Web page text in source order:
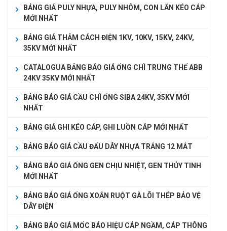
BẢNG GIÁ PULY NHỰA, PULY NHÔM, CON LĂN KÉO CÁP
MỚI NHẤT
BẢNG GIÁ THẢM CÁCH ĐIỆN 1KV, 10KV, 15KV, 24KV,
35KV MỚI NHẤT
CATALOGUA BẢNG BÁO GIÁ ỐNG CHÌ TRUNG THẾ ABB
24KV 35KV MỚI NHẤT
BẢNG BÁO GIÁ CẦU CHÌ ỐNG SIBA 24KV, 35KV MỚI
NHẤT
BẢNG GIÁ GHI KÉO CÁP, GHI LUỒN CÁP MỚI NHẤT
BẢNG BÁO GIÁ CẦU ĐẤU DÂY NHỰA TRẮNG 12 MẮT
BẢNG BÁO GIÁ ỐNG GEN CHỊU NHIỆT, GEN THỦY TINH
MỚI NHẤT
BẢNG BÁO GIÁ ỐNG XOẮN RUỘT GÀ LÕI THÉP BẢO VỆ
DÂY ĐIỆN
BẢNG BÁO GIÁ MỐC BÁO HIỆU CÁP NGẦM, CÁP THÔNG